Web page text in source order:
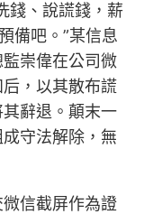
錢、說謊錢，薪
備吧。”某信息
崇偉在公司微
，以其散布謊
辭退。顛末一
守法解除，無
信截屏作為證